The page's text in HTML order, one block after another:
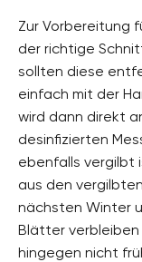
Zur Vorbereitung
der richtige
sollten diese
einfach mit der
wird dann direkt
desinfizierten
ebenfalls vergilbt
aus den
nächsten Winter
Blätter verbleiben
hingegen nicht